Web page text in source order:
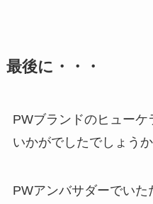
最後に・・・
PWブランドのヒューケ
いかがでしたでしょうか
PWアンバサダーでい